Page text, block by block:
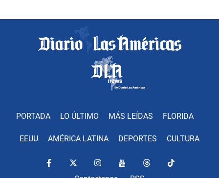
PORTADA LO ÚLTIMO MÁS LEÍDAS FLORIDA
EEUU AMÉRICA LATINA DEPORTES CULTURA